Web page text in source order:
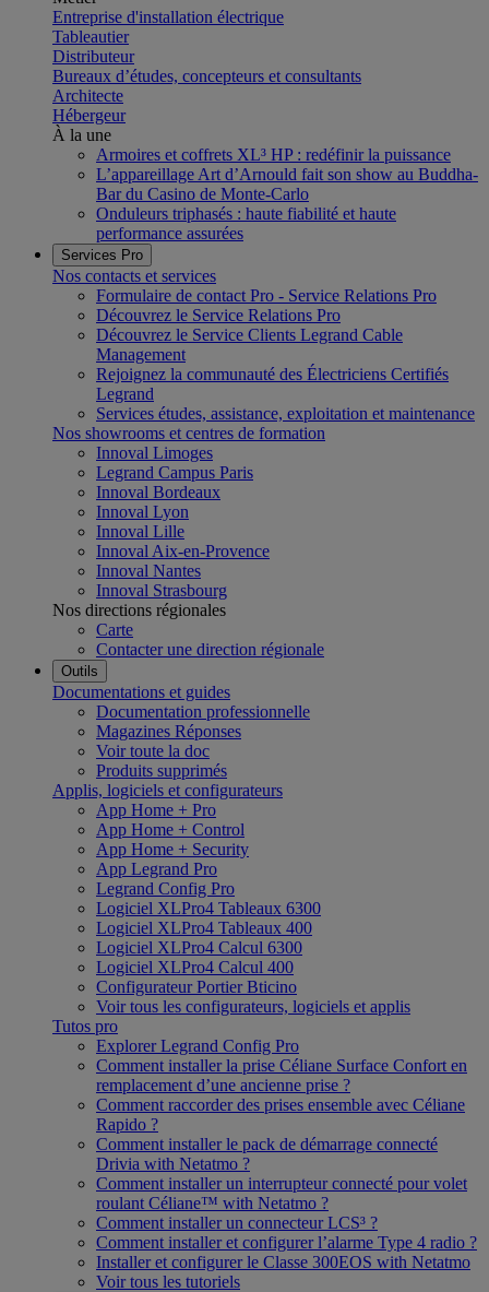
Entreprise d'installation électrique
Tableautier
Distributeur
Bureaux d’études, concepteurs et consultants
Architecte
Hébergeur
À la une
Armoires et coffrets XL³ HP : redéfinir la puissance
L’appareillage Art d’Arnould fait son show au Buddha-
Bar du Casino de Monte-Carlo
Onduleurs triphasés : haute fiabilité et haute
performance assurées
Services Pro
Nos contacts et services
Formulaire de contact Pro - Service Relations Pro
Découvrez le Service Relations Pro
Découvrez le Service Clients Legrand Cable
Management
Rejoignez la communauté des Électriciens Certifiés
Legrand
Services études, assistance, exploitation et maintenance
Nos showrooms et centres de formation
Innoval Limoges
Legrand Campus Paris
Innoval Bordeaux
Innoval Lyon
Innoval Lille
Innoval Aix-en-Provence
Innoval Nantes
Innoval Strasbourg
Nos directions régionales
Carte
Contacter une direction régionale
Outils
Documentations et guides
Documentation professionnelle
Magazines Réponses
Voir toute la doc
Produits supprimés
Applis, logiciels et configurateurs
App Home + Pro
App Home + Control
App Home + Security
App Legrand Pro
Legrand Config Pro
Logiciel XLPro4 Tableaux 6300
Logiciel XLPro4 Tableaux 400
Logiciel XLPro4 Calcul 6300
Logiciel XLPro4 Calcul 400
Configurateur Portier Bticino
Voir tous les configurateurs, logiciels et applis
Tutos pro
Explorer Legrand Config Pro
Comment installer la prise Céliane Surface Confort en
remplacement d’une ancienne prise ?
Comment raccorder des prises ensemble avec Céliane
Rapido ?
Comment installer le pack de démarrage connecté
Drivia with Netatmo ?
Comment installer un interrupteur connecté pour volet
roulant Céliane™ with Netatmo ?
Comment installer un connecteur LCS³ ?
Comment installer et configurer l’alarme Type 4 radio ?
Installer et configurer le Classe 300EOS with Netatmo
Voir tous les tutoriels